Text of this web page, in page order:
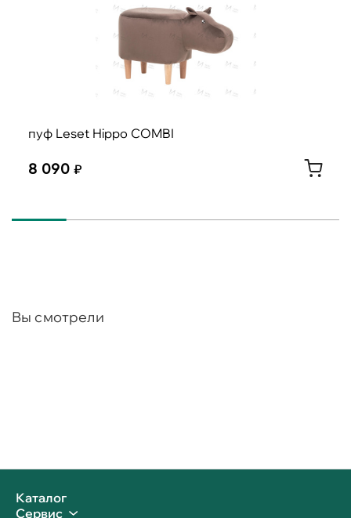
пуф Leset Hippo COMBI
8 090
Вы смотрели
Каталог
Сервис